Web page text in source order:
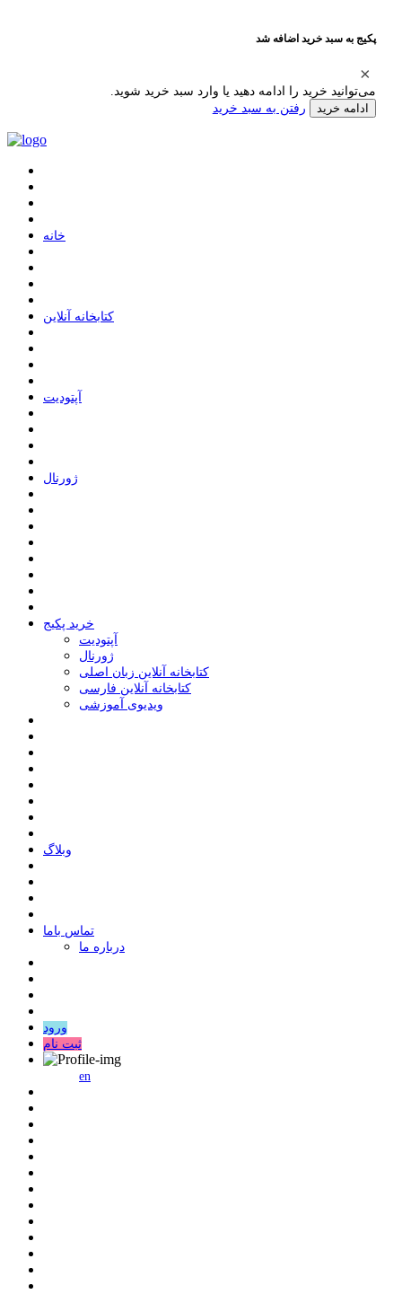
پکیج به سبد خرید اضافه شد
می‌توانید خرید را ادامه دهید یا وارد سبد خرید شوید.
ادامه خرید رفتن به سبد خرید
ﺧﺎﻧﻪ
ﮐﺘﺎﺑﺨﺎﻧﻪ ﺁﻧﻼﯾﻦ
ﺁﭘﺘﻮﺩﯾﺖ
ﮊﻭﺭﻧﺎﻝ
خرید پکیج
ﺁﭘﺘﻮﺩﯾﺖ
ﮊﻭﺭﻧﺎﻝ
کتابخانه آنلاین زبان اصلی
کتابخانه آنلاین فارسی
ویدیوی آموزشی
وبلاگ
ﺗﻤﺎﺱ ﺑﺎﻣﺎ
درباره ما
ورود
ثبت نام
en